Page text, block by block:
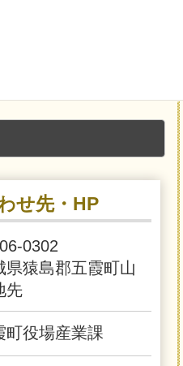
せ先・HP
0302
県猿島郡五霞町山
先
町役場産業課